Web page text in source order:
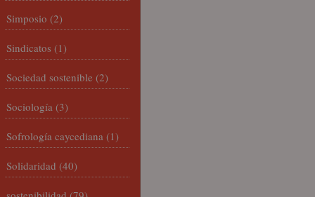
Simposio (2)
Sindicatos (1)
Sociedad sostenible (2)
Sociología (3)
Sofrología caycediana (1)
Solidaridad (40)